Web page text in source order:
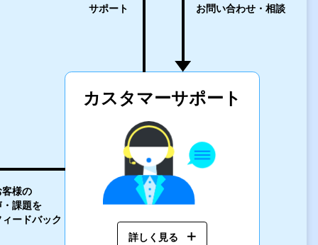
カスタマーサポート
詳しく見る
サポート お問い合わせ・相談
様の
課題を
ードバック